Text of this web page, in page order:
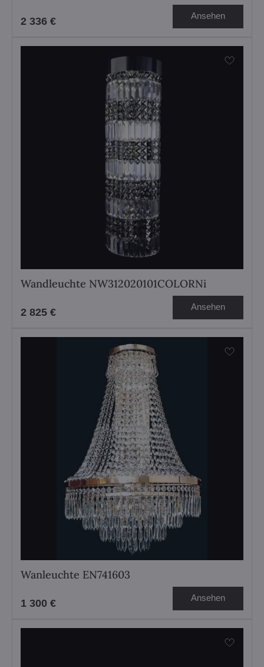
2 336 € Ansehen
Wandleuchte NW312020101COLORNi
2 825 € Ansehen
Wanleuchte EN741603
1 300 € Ansehen